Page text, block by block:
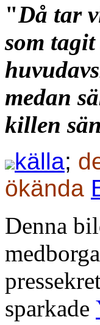
"Då tar
som
medan
killen
källa;
ökända
Denna
sparkade